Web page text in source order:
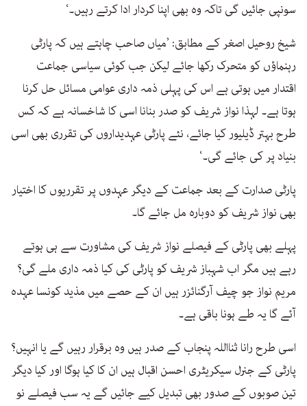
سونپی جائیں گی تاکہ وہ بھی اپنا کردار ادا کرتے رہیں۔‘
شیخ روحیل اصغر کے مطابق: ’میاں صاحب چاہتے ہیں کہ پارٹی
رہنماؤں کو متحرک رکھا جائے لیکن جب کوئی سیاسی جماعت
اقتدار میں ہوتی ہے اس کی پہلی ذمہ داری عوامی مسائل حل کرنا
ہوتا ہے۔ لہذا نواز شریف کو صدر بنانا اسی کا شاخسانہ ہے کہ کس
طرح بہتر ڈیلیور کیا جائے، نئے پارٹی عہدیداروں کی تقرری بھی اسی
بنیاد پر کی جائے گی۔‘
پارٹی صدارت کے بعد جماعت کے دیگر عہدوں پر تقرریوں کا اختیار
بھی نواز شریف کو دوبارہ مل جائے گا۔
پہلے بھی پارٹی کے فیصلے نواز شریف کی مشاورت سے ہی ہوتے
رہے ہیں مگر اب شہباز شریف کو پارٹی کی کیا ذمہ داری ملے گی؟
مریم نواز جو چیف آرگنائزر ہیں ان کے حصے میں مذید کونسا عہدہ
آئے گا یہ طے ہونا باقی ہے۔
اسی طرح رانا ثنااللہ پنجاب کے صدر ہیں وہ برقرار رہیں گے یا انہیں؟
پارٹی کے جنرل سیکریٹری احسن اقبال ہیں ان کا کیا ہوگا اور کیا دیگر
تین صوبوں کے صدور بھی تبدیل کیے جائیں گے یہ سب فیصلے نو